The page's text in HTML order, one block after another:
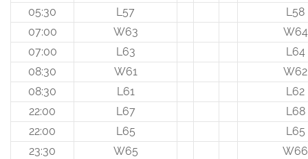
05:30
L57
L58
07:00
W63
W64
07:00
L63
L64
08:30
W61
W62
08:30
L61
L62
22:00
L67
L68
22:00
L65
L65
23:30
W65
W66